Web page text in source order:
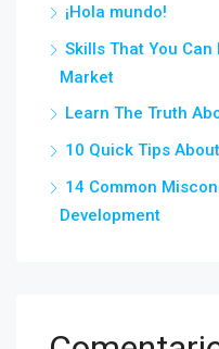
¡Hola mundo!
Skills That You Can
Market
Learn The Truth
10 Quick Tips
14 Common
Development